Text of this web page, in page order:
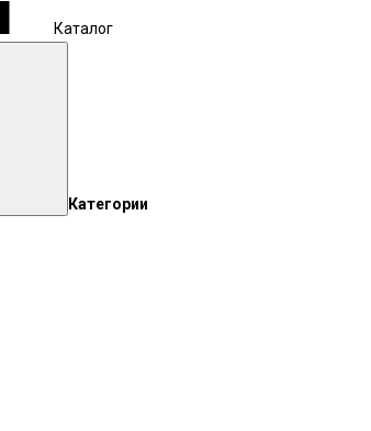
Каталог
Категории